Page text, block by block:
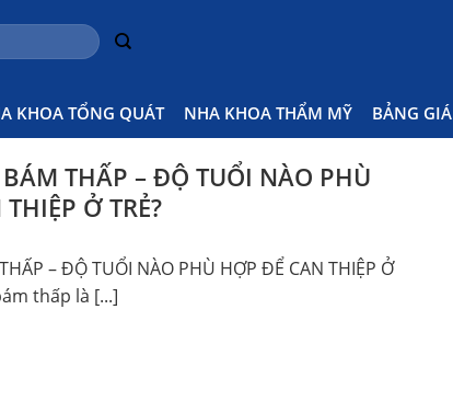
KHOA TỔNG QUÁT NHA KHOA THẨM MỸ BẢNG GIÁ
THẤP – ĐỘ TUỔI NÀO PHÙ
Ở TRẺ?
– ĐỘ TUỔI NÀO PHÙ HỢP ĐỂ CAN THIỆP Ở
thấp là [...]